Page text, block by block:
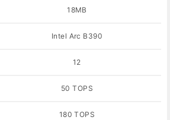
18MB
Intel Arc B390
12
50 TOPS
180 TOPS